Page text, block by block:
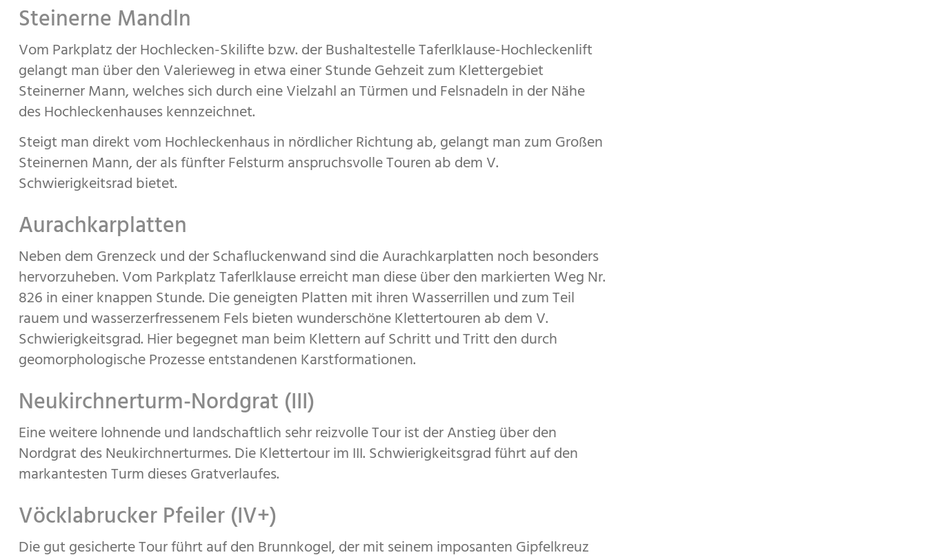
Steinerne Mandln
Vom Parkplatz der Hochlecken-Skilifte bzw. der Bushaltestelle Taferlklause-Hochleckenlift
gelangt man über den Valerieweg in etwa einer Stunde Gehzeit zum Klettergebiet
Steinerner Mann, welches sich durch eine Vielzahl an Türmen und Felsnadeln in der Nähe
des Hochleckenhauses kennzeichnet.
Steigt man direkt vom Hochleckenhaus in nördlicher Richtung ab, gelangt man zum Großen
Steinernen Mann, der als fünfter Felsturm anspruchsvolle Touren ab dem V.
Schwierigkeitsrad bietet.
Aurachkarplatten
Neben dem Grenzeck und der Schafluckenwand sind die Aurachkarplatten noch besonders
hervorzuheben. Vom Parkplatz Taferlklause erreicht man diese über den markierten Weg Nr.
826 in einer knappen Stunde. Die geneigten Platten mit ihren Wasserrillen und zum Teil
rauem und wasserzerfressenem Fels bieten wunderschöne Klettertouren ab dem V.
Schwierigkeitsgrad. Hier begegnet man beim Klettern auf Schritt und Tritt den durch
geomorphologische Prozesse entstandenen Karstformationen.
Neukirchnerturm-Nordgrat (III)
Eine weitere lohnende und landschaftlich sehr reizvolle Tour ist der Anstieg über den
Nordgrat des Neukirchnerturmes. Die Klettertour im III. Schwierigkeitsgrad führt auf den
markantesten Turm dieses Gratverlaufes.
Vöcklabrucker Pfeiler (IV+)
Die gut gesicherte Tour führt auf den Brunnkogel, der mit seinem imposanten Gipfelkreuz